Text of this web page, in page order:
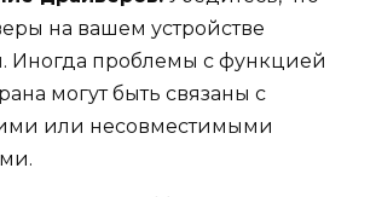
на вашем устройстве
Иногда проблемы с функцией
могут быть связаны с
или несовместимыми